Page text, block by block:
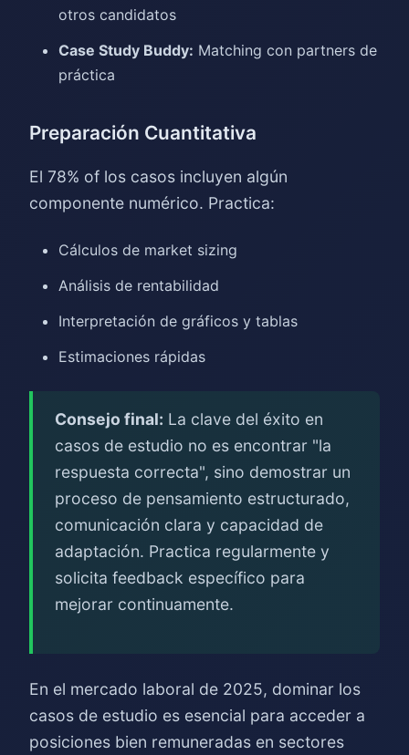
otros candidatos
Case Study Buddy: Matching con partners de
práctica
Preparación Cuantitativa
El 78% of los casos incluyen algún
componente numérico. Practica:
Cálculos de market sizing
Análisis de rentabilidad
Interpretación de gráficos y tablas
Estimaciones rápidas
Consejo final: La clave del éxito en
casos de estudio no es encontrar "la
respuesta correcta", sino demostrar un
proceso de pensamiento estructurado,
comunicación clara y capacidad de
adaptación. Practica regularmente y
solicita feedback específico para
mejorar continuamente.
En el mercado laboral de 2025, dominar los
casos de estudio es esencial para acceder a
posiciones bien remuneradas en sectores